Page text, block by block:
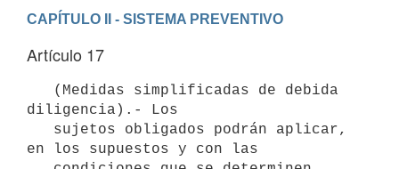
CAPÍTULO II - SISTEMA PREVENTIVO
Artículo 17
diligencia).- Los
en los supuestos y con las